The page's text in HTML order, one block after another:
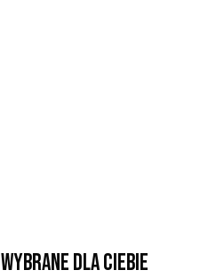
Wybrane dla Ciebie